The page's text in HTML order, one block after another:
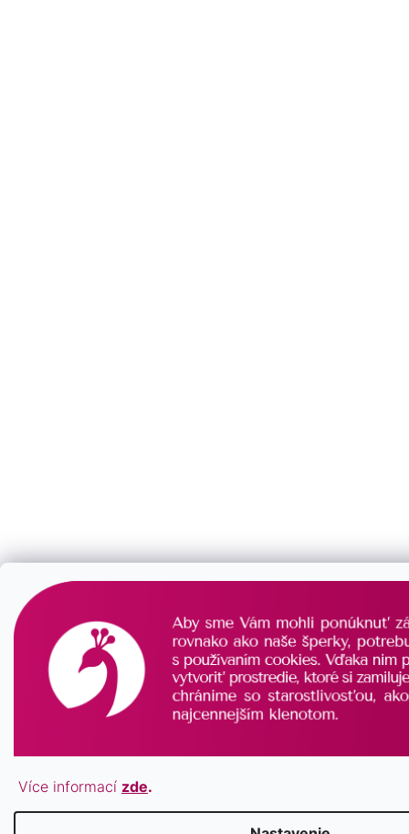
Více informací zde.